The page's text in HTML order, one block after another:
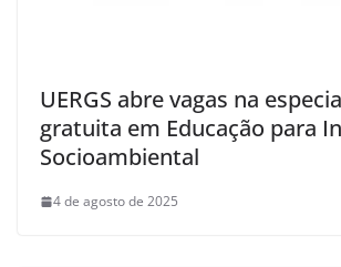
UERGS abre vagas na
gratuita em Educação para
Socioambiental
4 de agosto de 2025